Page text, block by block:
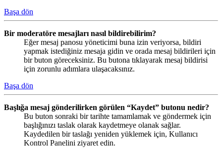
Başa dön
Bir moderatöre mesajları nasıl bildirebilirim?
Eğer mesaj panosu yöneticimi buna izin veriyorsa, bildiri
yapmak istediğiniz mesaja gidin ve orada mesaj bildirileri için
bir buton göreceksiniz. Bu butona tıklayarak mesaj bildirisi
için zorunlu adımlara ulaşacaksınız.
Başa dön
Başlığa mesaj gönderilirken görülen “Kaydet” butonu nedir?
Bu buton sonraki bir tarihte tamamlamak ve göndermek için
başlığınızı taslak olarak kaydetmeye olanak sağlar.
Kaydedilen bir taslağı yeniden yüklemek için, Kullanıcı
Kontrol Panelini ziyaret edin.